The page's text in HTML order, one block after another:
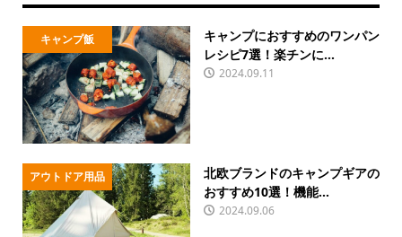
キャンプ飯
キャンプにおすすめのワンパン
レシピ7選！楽チンに...
2024.09.11
アウトドア用品
北欧ブランドのキャンプギアの
おすすめ10選！機能...
2024.09.06